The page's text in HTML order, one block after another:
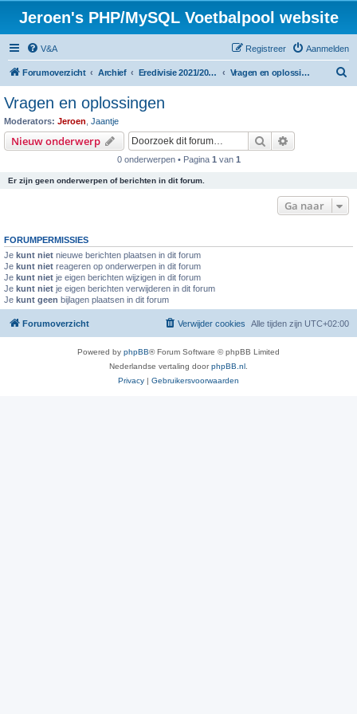
Jeroen's PHP/MySQL Voetbalpool website
V&A Aanmelden
Registreer
Forumoverzicht Archief Eredivisie 2021/2022 voetbalpool Vragen en oplossingen
Vragen en oplossingen
Moderators: Jeroen Jaantje
Nieuw onderwerp Zoek
0 onderwerpen • Pagina 1 van 1
Er zijn geen onderwerpen of berichten in dit forum.
Ga naar
FORUMPERMISSIES
Je kunt niet nieuwe berichten plaatsen in dit forum
Je kunt niet reageren op onderwerpen in dit forum
Je kunt niet je eigen berichten wijzigen in dit forum
Je kunt niet je eigen berichten verwijderen in dit forum
Je kunt geen bijlagen plaatsen in dit forum
Forumoverzicht Alle tijden zijn UTC+02:00
Verwijder cookies
Powered by phpBB® Forum Software © phpBB Limited
Nederlandse vertaling doorphpBB.nl
Privacy | Gebruikersvoorwaarden